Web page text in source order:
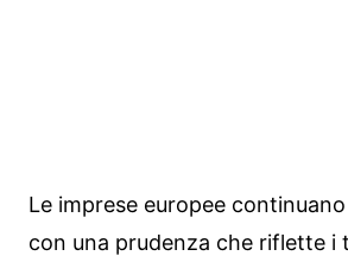
Le imprese europee
con una prudenza che riflette i